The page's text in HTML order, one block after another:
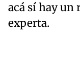
acá sí hay un
experta.